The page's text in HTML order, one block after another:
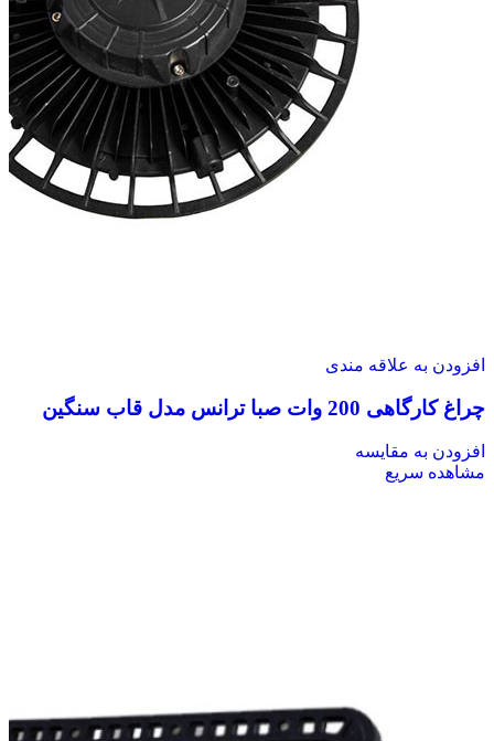
افزودن به علاقه مندی
چراغ کارگاهی 200 وات صبا ترانس مدل قاب سنگین
افزودن به مقایسه
مشاهده سریع